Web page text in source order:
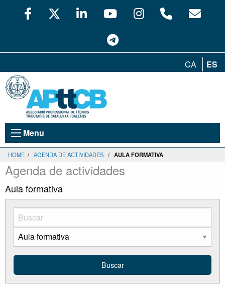
CA ES
Menu
HOME / AGENDA DE ACTIVIDADES / AULA FORMATIVA
Agenda de actividades
Aula formativa